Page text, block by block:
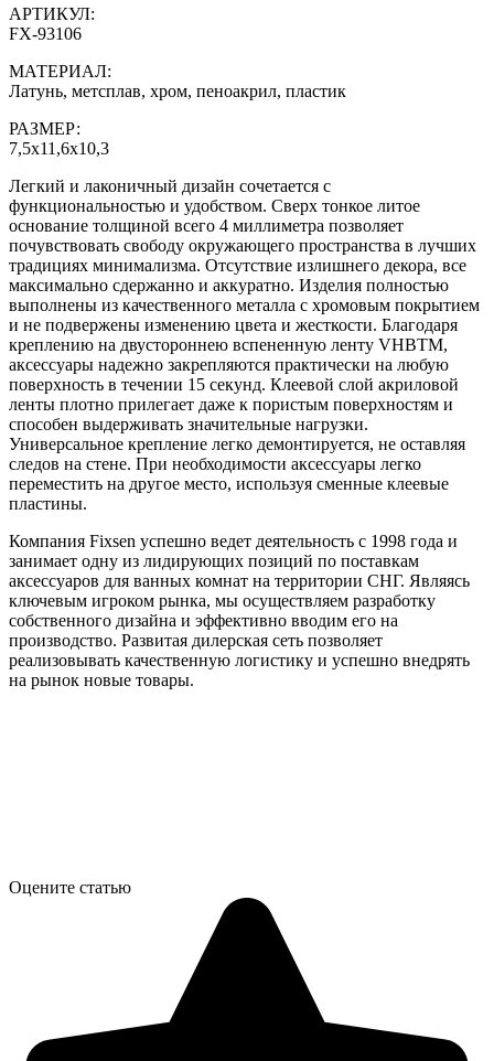
АРТИКУЛ:
FX-93106
МАТЕРИАЛ:
Латунь, метсплав, хром, пеноакрил, пластик
РАЗМЕР:
7,5х11,6х10,3
Легкий и лаконичный дизайн сочетается с
функциональностью и удобством. Сверх тонкое литое
основание толщиной всего 4 миллиметра позволяет
почувствовать свободу окружающего пространства в лучших
традициях минимализма. Отсутствие излишнего декора, все
максимально сдержанно и аккуратно. Изделия полностью
выполнены из качественного металла с хромовым покрытием
и не подвержены изменению цвета и жесткости. Благодаря
креплению на двустороннею вспененную ленту VHBTM,
аксессуары надежно закрепляются практически на любую
поверхность в течении 15 секунд. Клеевой слой акриловой
ленты плотно прилегает даже к пористым поверхностям и
способен выдерживать значительные нагрузки.
Универсальное крепление легко демонтируется, не оставляя
следов на стене. При необходимости аксессуары легко
переместить на другое место, используя сменные клеевые
пластины.
Компания Fixsen успешно ведет деятельность с 1998 года и
занимает одну из лидирующих позиций по поставкам
аксессуаров для ванных комнат на территории СНГ. Являясь
ключевым игроком рынка, мы осуществляем разработку
собственного дизайна и эффективно вводим его на
производство. Развитая дилерская сеть позволяет
реализовывать качественную логистику и успешно внедрять
на рынок новые товары.
Оцените статью